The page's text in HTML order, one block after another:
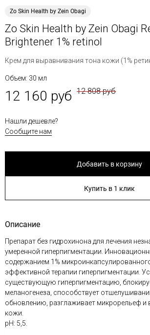
Zo Skin Health by Zein Obagi
Zo Skin Health by Zein Obagi
Brightener 1% retinol
Крем для выравнивания тона кожи (1%
Объем: 30 мл
12 160 руб 12 808 руб
Нашли дешевле?
Сообщите нам
Добавить в корзину
Купить в 1 клик
Описание
Препарат без гидрохинона для лечения
умеренной гиперпигментации.
содержанием 1%
эффективной терапии гиперпигментации.
существующую гиперпигментацию,
меланогенеза, способствует
обновлению, разглаживает микрорельеф и
кожи.
pH: 5,5.